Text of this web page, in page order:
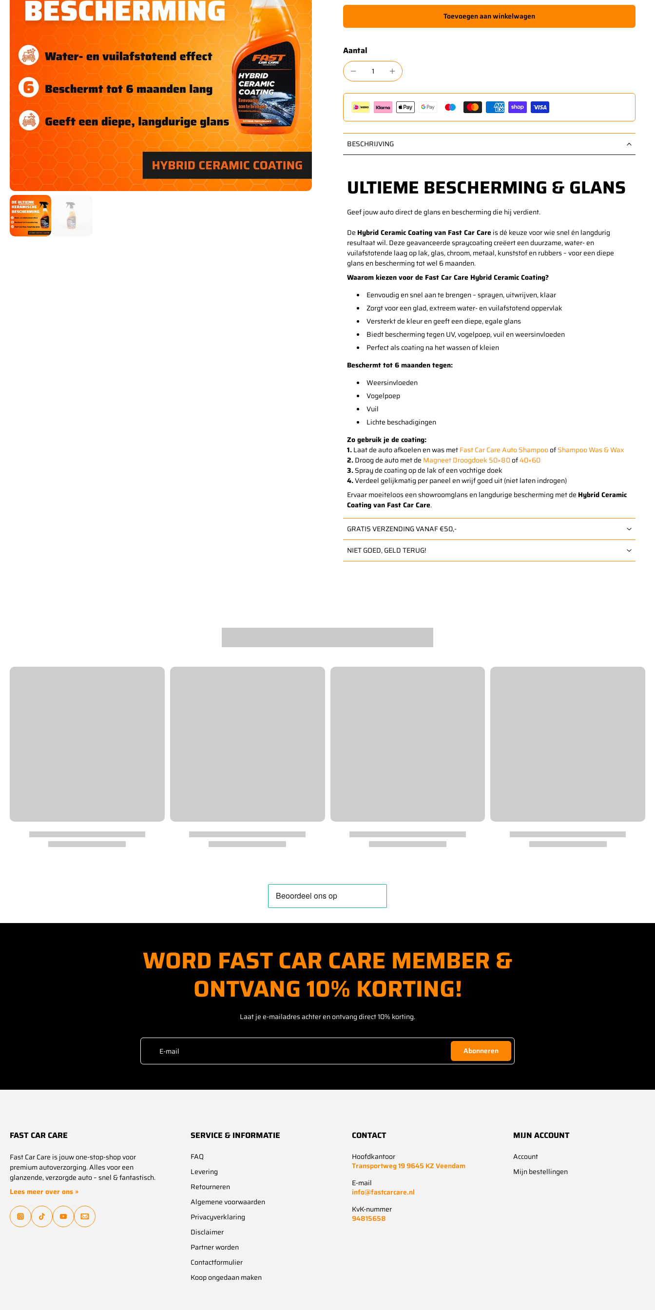
Toevoegen aan winkelwagen
Aantal
BESCHRIJVING
ULTIEME BESCHERMING & GLANS
Geef jouw auto direct de glans en bescherming die hij verdient.
De Hybrid Ceramic Coating van Fast Car Careis dé keuze voor wie snel én langdurig
resultaat wil. Deze geavanceerde spraycoating creëert een duurzame, water- en
vuilafstotende laag op lak, glas, chroom, metaal, kunststof en rubbers – voor een diepe
glans en bescherming tot wel 6 maanden.
Waarom kiezen voor de Fast Car Care Hybrid Ceramic Coating?
Eenvoudig en snel aan te brengen – sprayen, uitwrijven, klaar
Zorgt voor een glad, extreem water- en vuilafstotend oppervlak
Versterkt de kleur en geeft een diepe, egale glans
Biedt bescherming tegen UV, vogelpoep, vuil en weersinvloeden
Perfect als coating na het wassen of kleien
Beschermt tot 6 maanden tegen:
Weersinvloeden
Vogelpoep
Vuil
Lichte beschadigingen
Zo gebruik je de coating:
1.Laat de auto afkoelen en was metFast Car Care Auto ShampooofShampoo Was & Wax
2.Droog de auto met de Magneet Droogdoek 50×80of40×60
3.Spray de coating op de lak of een vochtige doek
4.Verdeel gelijkmatig per paneel en wrijf goed uit (niet laten indrogen)
Ervaar moeiteloos een showroomglans en langdurige bescherming met de Hybrid Ceramic
Coating van Fast Car Care.
GRATIS VERZENDING VANAF €50,-
NIET GOED, GELD TERUG!
WORD FAST CAR CARE MEMBER &
ONTVANG10% KORTING!
Laat je e-mailadres achter en ontvang direct 10% korting.
E-mail Abonneren
FAST CAR CARE
Fast Car Care is jouw one-stop-shop voor
premium autoverzorging. Alles voor een
glanzende, verzorgde auto – snel & fantastisch.
Lees meer over ons »
SERVICE & INFORMATIE
FAQ
Levering
Retourneren
Algemene voorwaarden
Privacyverklaring
Disclaimer
Partner worden
Contactformulier
Koop ongedaan maken
CONTACT
Hoofdkantoor
Transportweg 19 9645 KZ Veendam
E-mail
info@fastcarcare.nl
KvK-nummer
94815658
MIJN ACCOUNT
Account
Mijn bestellingen